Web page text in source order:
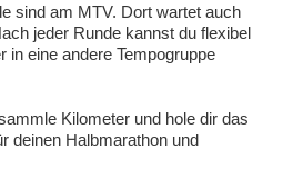
sind am MTV. Dort wartet auch
jeder Runde kannst du flexibel
in eine andere Tempogruppe
Kilometer und hole dir das
deinen Halbmarathon und